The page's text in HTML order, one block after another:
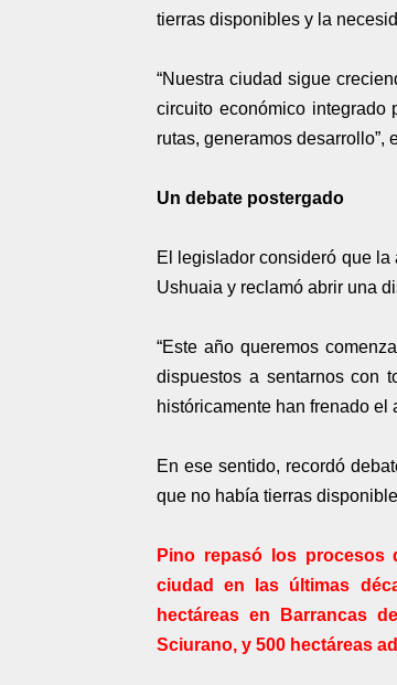
tierras disponibles y la
“Nuestra ciudad sigue
circuito económico
rutas, generamos desarrollo”,
Un debate postergado
El legislador consideró que
Ushuaia y reclamó abrir una
“Este año queremos
dispuestos a sentarnos con
históricamente han frenado el
En ese sentido, recordó
que no había tierras
Pino repasó los procesos
ciudad en las últimas
hectáreas en Barrancas
Sciurano, y 500 hectáreas